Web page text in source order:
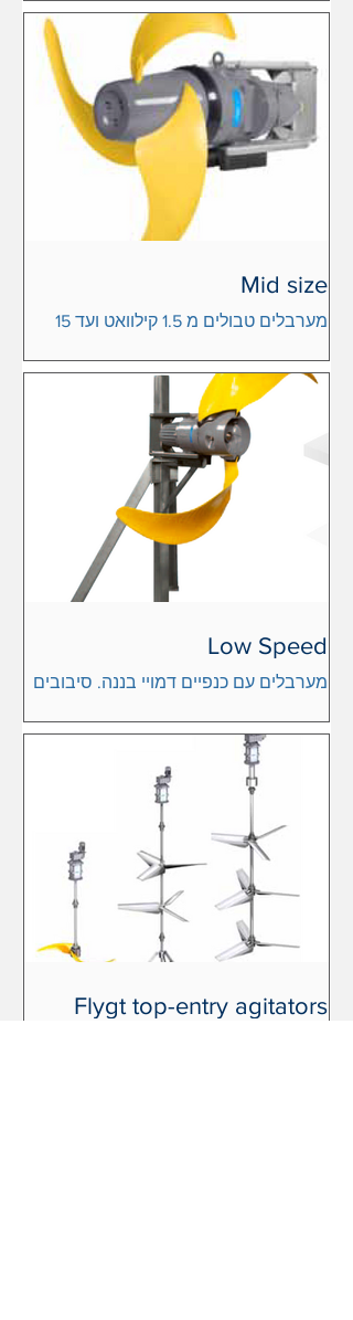
עם מנועים קטנים לשמירת התהליך במכוני
טיהור לקטלוג
Mid size
מערבלים טבולים מ 1.5 קילוואט ועד 15
לעירבול מושלם לקטלוג
Low Speed
מערבלים עם כנפיים דמויי בננה. סיבובים
לקטלוג
Flygt top-entry agitators